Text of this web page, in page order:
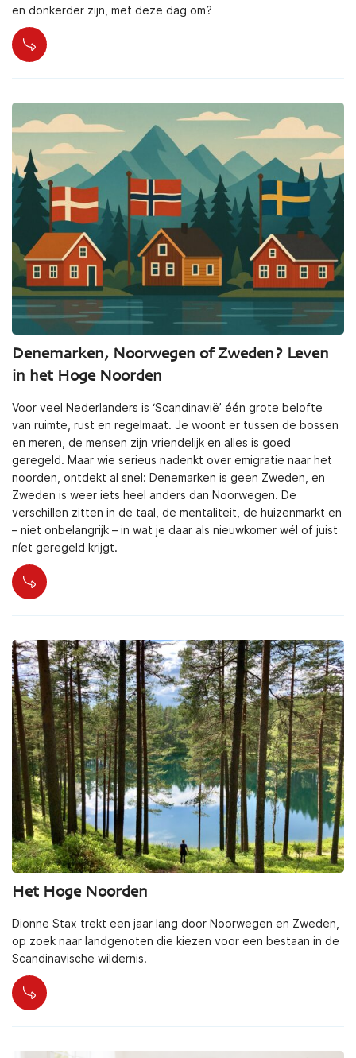
en donkerder zijn, met deze dag om?
Denemarken, Noorwegen of Zweden? Leven
in het Hoge Noorden
Voor veel Nederlanders is ‘Scandinavië’ één grote belofte
van ruimte, rust en regelmaat. Je woont er tussen de bossen
en meren, de mensen zijn vriendelijk en alles is goed
geregeld. Maar wie serieus nadenkt over emigratie naar het
noorden, ontdekt al snel: Denemarken is geen Zweden, en
Zweden is weer iets heel anders dan Noorwegen. De
verschillen zitten in de taal, de mentaliteit, de huizenmarkt en
– niet onbelangrijk – in wat je daar als nieuwkomer wél of juist
níet geregeld krijgt.
Het Hoge Noorden
Dionne Stax trekt een jaar lang door Noorwegen en Zweden,
op zoek naar landgenoten die kiezen voor een bestaan in de
Scandinavische wildernis.